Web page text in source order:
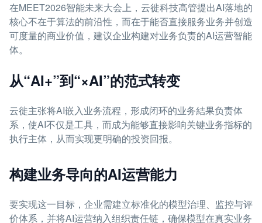
在MEET2026智能未来大会上，云徙科技高管提出AI落地的
核心不在于算法的前沿性，而在于能否直接服务业务并创造
可度量的商业价值，建议企业构建对业务负责的AI运营智能
体。
从“AI+”到“×AI”的范式转变
云徙主张将AI嵌入业务流程，形成闭环的业务結果负责体
系，使AI不仅是工具，而成为能够直接影响关键业务指标的
执行主体，从而实现更明确的投资回报。
构建业务导向的AI运营能力
要实现这一目标，企业需建立标准化的模型治理、监控与评
价体系，并将AI运营纳入组织责任链，确保模型在真实业务